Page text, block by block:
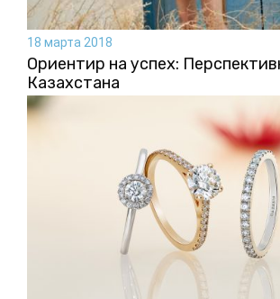
18 марта 2018
Ориентир на успех:
Казахстана